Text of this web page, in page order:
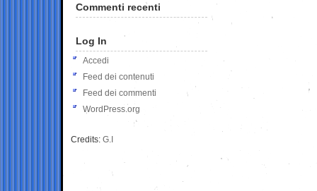
Commenti recenti
Log In
Accedi
Feed dei contenuti
Feed dei commenti
WordPress.org
Credits: G.I